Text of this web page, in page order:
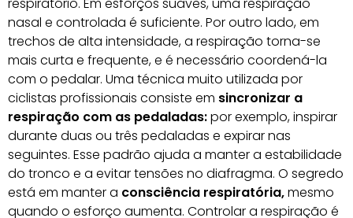
nasal e controlada é suficiente. Por outro lado, em
trechos de alta intensidade, a respiração torna-se
mais curta e frequente, e é necessário coordená-la
com o pedalar. Uma técnica muito utilizada por
ciclistas profissionais consiste em sincronizar a
respiração com as pedaladas:por exemplo, inspirar
durante duas ou três pedaladas e expirar nas
seguintes. Esse padrão ajuda a manter a estabilidade
do tronco e a evitar tensões no diafragma. O segredo
está em manter a consciência respiratória,mesmo
quando o esforço aumenta. Controlar a respiração é